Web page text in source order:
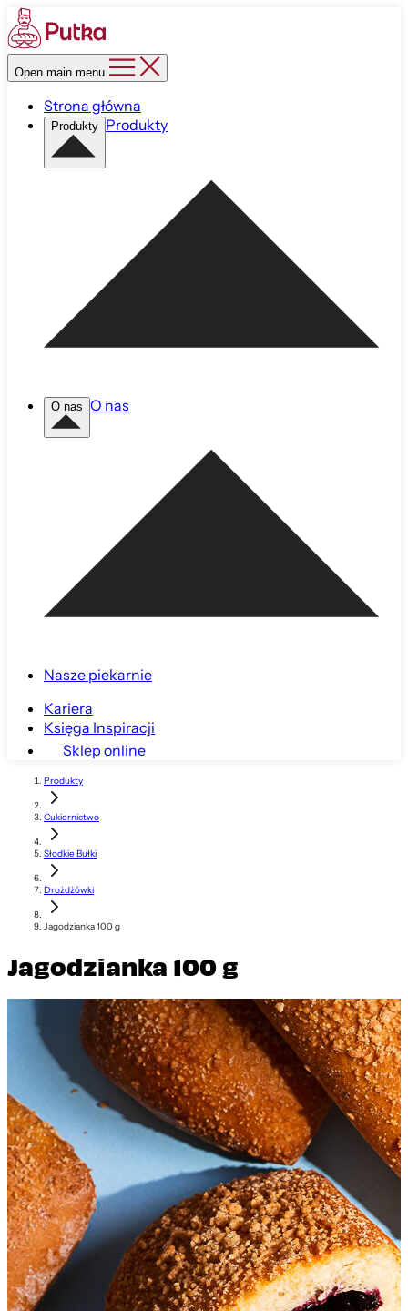
Open main menu
Strona główna
Produkty Produkty
O nas O nas
Nasze piekarnie
Kariera
Księga Inspiracji
Sklep online
Produkty
Cukiernictwo
Słodkie Bułki
Drożdżówki
Jagodzianka 100 g
Jagodzianka 100 g